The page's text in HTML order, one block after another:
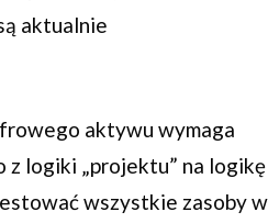
aktualnie
aktywu wymaga
z logiki „projektu” na logikę
wszystkie zasoby w